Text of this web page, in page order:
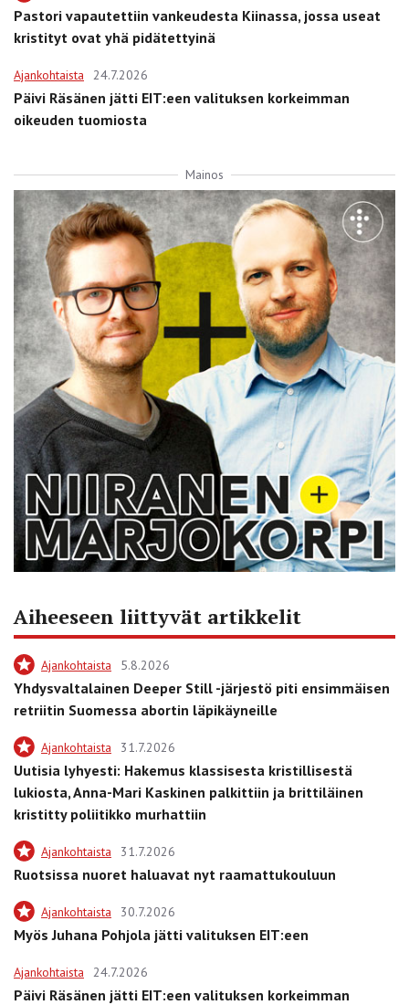
Pastori vapautettiin vankeudesta Kiinassa, jossa useat
kristityt ovat yhä pidätettyinä
Ajankohtaista 24.7.2026
Päivi Räsänen jätti EIT:een valituksen korkeimman
oikeuden tuomiosta
Mainos
Aiheeseen liittyvät artikkelit
Ajankohtaista 5.8.2026
Yhdysvaltalainen Deeper Still -järjestö piti ensimmäisen
retriitin Suomessa abortin läpikäyneille
Ajankohtaista 31.7.2026
Uutisia lyhyesti: Hakemus klassisesta kristillisestä
lukiosta, Anna-Mari Kaskinen palkittiin ja brittiläinen
kristitty poliitikko murhattiin
Ajankohtaista 31.7.2026
Ruotsissa nuoret haluavat nyt raamattukouluun
Ajankohtaista 30.7.2026
Myös Juhana Pohjola jätti valituksen EIT:een
Ajankohtaista 24.7.2026
Päivi Räsänen jätti EIT:een valituksen korkeimman